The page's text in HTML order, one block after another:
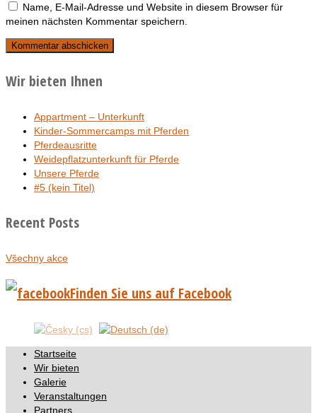
Name, E-Mail-Adresse und Website in diesem Browser für
meinen nächsten Kommentar speichern.
Wir bieten Ihnen
Appartment – Unterkunft
Kinder-Sommercamps mit Pferden
Pferdeausritte
Weidepflatzunterkunft für Pferde
Unsere Pferde
#5 (kein Titel)
Recent Posts
Všechny akce
Finden Sie uns auf Facebook
Startseite
Wir bieten
Galerie
Veranstaltungen
Partners